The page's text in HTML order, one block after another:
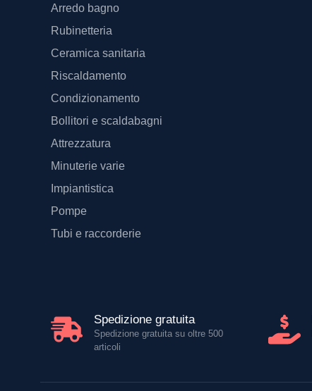
Arredo bagno
Rubinetteria
Ceramica sanitaria
Riscaldamento
Condizionamento
Bollitori e scaldabagni
Attrezzatura
Minuterie varie
Impiantistica
Pompe
Tubi e raccorderie
Spedizione gratuita
Spedizione gratuita su oltre 500
articoli